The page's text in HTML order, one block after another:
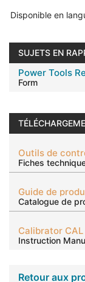
Disponible en
SUJETS EN
Power Tools
Form
Outils de
Fiches
Guide de
Catalogue de
Calibrator
Instruction
Retour aux